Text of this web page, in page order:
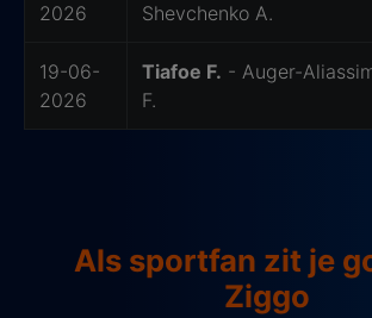
2026
Shevchenko A.
19-06-
2026
Tiafoe F. - Auger-
F.
Als sportfan zit je
Ziggo